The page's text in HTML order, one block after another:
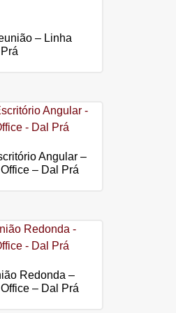
– Linha
Angular –
– Dal Prá
Redonda –
– Dal Prá